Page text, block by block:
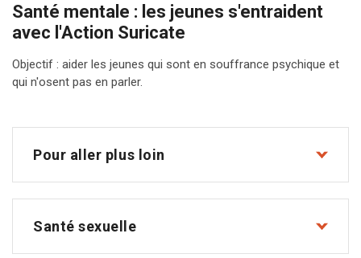
Santé mentale : les jeunes s'entraident
avec l'Action Suricate
Objectif : aider les jeunes qui sont en souffrance psychique et
qui n'osent pas en parler.
Pour aller plus loin
Santé sexuelle